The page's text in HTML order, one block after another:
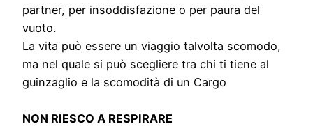
partner, per insoddisfazione o per paura del
vuoto.
La vita può essere un viaggio talvolta scomodo,
ma nel quale si può scegliere tra chi ti tiene al
guinzaglio e la scomodità di un Cargo
NON RIESCO A RESPIRARE